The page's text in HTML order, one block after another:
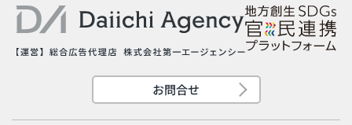
お問合せ